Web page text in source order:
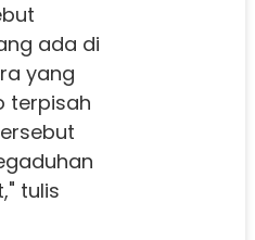
ada di
yang
terpisah
tulis